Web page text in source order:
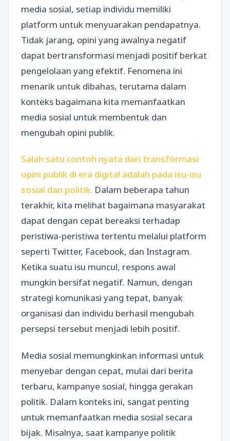
media sosial, setiap individu memiliki
platform untuk menyuarakan pendapatnya.
Tidak jarang, opini yang awalnya negatif
dapat bertransformasi menjadi positif berkat
pengelolaan yang efektif. Fenomena ini
menarik untuk dibahas, terutama dalam
konteks bagaimana kita memanfaatkan
media sosial untuk membentuk dan
mengubah opini publik.
Salah satu contoh nyata dari transformasi
opini publik di era digital adalah pada isu-isu
sosial dan politik. Dalam beberapa tahun
terakhir, kita melihat bagaimana masyarakat
dapat dengan cepat bereaksi terhadap
peristiwa-peristiwa tertentu melalui platform
seperti Twitter, Facebook, dan Instagram.
Ketika suatu isu muncul, respons awal
mungkin bersifat negatif. Namun, dengan
strategi komunikasi yang tepat, banyak
organisasi dan individu berhasil mengubah
persepsi tersebut menjadi lebih positif.
Media sosial memungkinkan informasi untuk
menyebar dengan cepat, mulai dari berita
terbaru, kampanye sosial, hingga gerakan
politik. Dalam konteks ini, sangat penting
untuk memanfaatkan media sosial secara
bijak. Misalnya, saat kampanye politik